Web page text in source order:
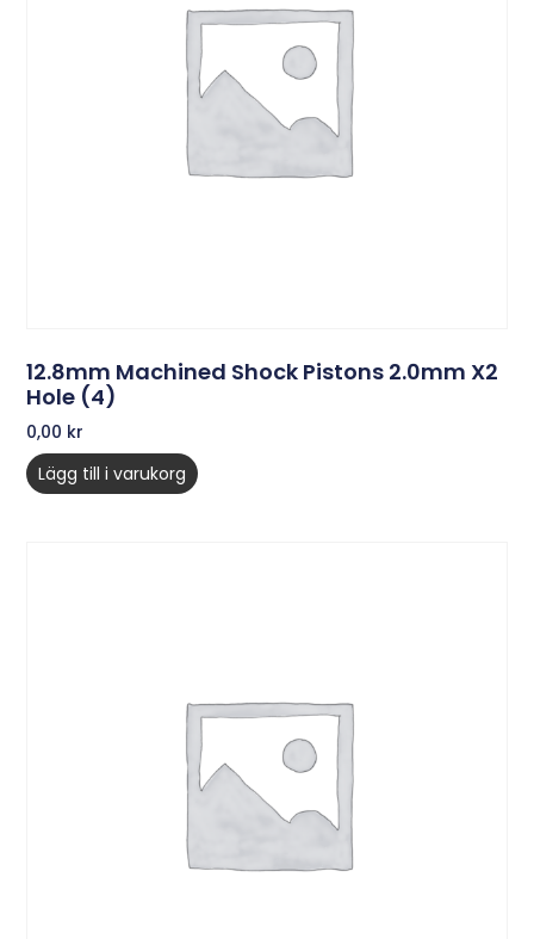
12.8mm Machined Shock Pistons 2.0mm X2
Hole (4)
0,00 kr
Lägg till i varukorg